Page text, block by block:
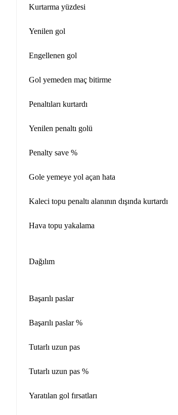
Kurtarma yüzdesi
Yenilen gol
Engellenen gol
Gol yemeden maç bitirme
Penaltıları kurtardı
Yenilen penaltı golü
Penalty save %
Gole yemeye yol açan hata
Kaleci topu penaltı alanının dışında kurtardı
Hava topu yakalama
Dağılım
Başarılı paslar
Başarılı paslar %
Tutarlı uzun pas
Tutarlı uzun pas %
Yaratılan gol fırsatları